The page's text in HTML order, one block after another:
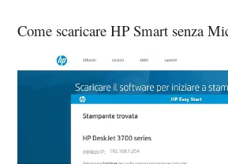
Come scaricare HP Smart senza